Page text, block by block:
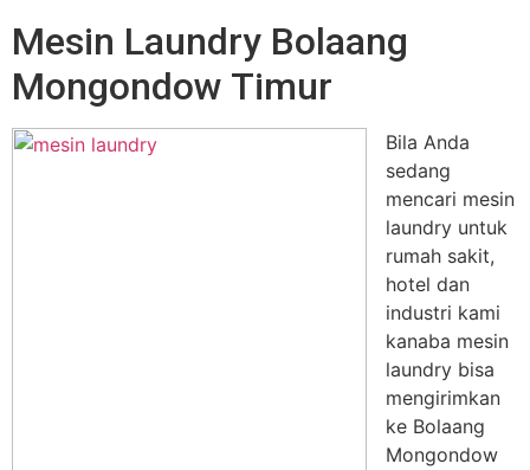
Mesin Laundry Bolaang
Mongondow Timur
Bila Anda
sedang
mencari mesin
laundry untuk
rumah sakit,
hotel dan
industri kami
kanaba mesin
laundry bisa
mengirimkan
ke Bolaang
Mongondow